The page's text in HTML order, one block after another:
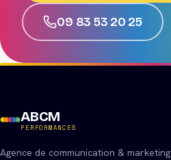
09 83 53 20 25
ABCM
PERFORMANCES
Agence de communication & marketing